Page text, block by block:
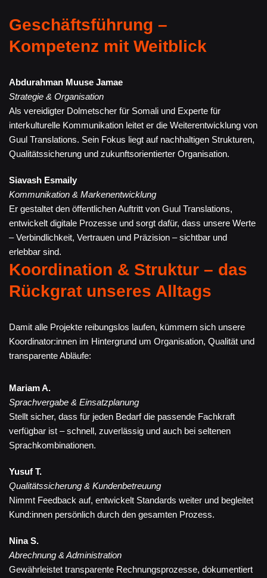
Geschäftsführung –
Kompetenz mit Weitblick
Abdurahman Muuse Jamae
Strategie & Organisation
Als vereidigter Dolmetscher für Somali und Experte für
interkulturelle Kommunikation leitet er die Weiterentwicklung von
Guul Translations. Sein Fokus liegt auf nachhaltigen Strukturen,
Qualitätssicherung und zukunftsorientierter Organisation.
Siavash Esmaily
Kommunikation & Markenentwicklung
Er gestaltet den öffentlichen Auftritt von Guul Translations,
entwickelt digitale Prozesse und sorgt dafür, dass unsere Werte
– Verbindlichkeit, Vertrauen und Präzision – sichtbar und
erlebbar sind.
Koordination & Struktur – das
Rückgrat unseres Alltags
Damit alle Projekte reibungslos laufen, kümmern sich unsere
Koordinator:innen im Hintergrund um Organisation, Qualität und
transparente Abläufe:
Mariam A.
Sprachvergabe & Einsatzplanung
Stellt sicher, dass für jeden Bedarf die passende Fachkraft
verfügbar ist – schnell, zuverlässig und auch bei seltenen
Sprachkombinationen.
Yusuf T.
Qualitätssicherung & Kundenbetreuung
Nimmt Feedback auf, entwickelt Standards weiter und begleitet
Kund:innen persönlich durch den gesamten Prozess.
Nina S.
Abrechnung & Administration
Gewährleistet transparente Rechnungsprozesse, dokumentiert